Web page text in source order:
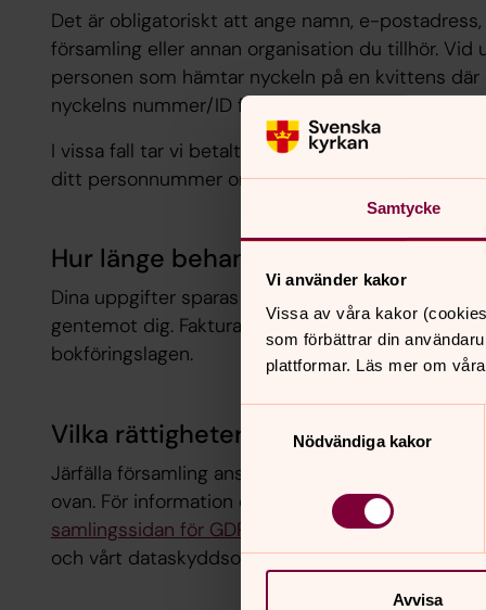
Samtycke
Vi använder kakor
Vissa av våra kakor
som förbättrar din
plattformar. Läs mer om
Nödvändiga kakor
Avvisa
Det är obligatoriskt att ange namn, e-
församling eller annan organisation du tillhör.
personen som hämtar nyckeln på en kvittens
nyckelns nummer/ID framgår.
I vissa fall tar vi betalt för bokning av våra lokaler,
ditt personnummer om du som privatperson är
Hur länge behandlar vi
Dina uppgifter sparas under den tid som krävs
gentemot dig. Fakturaunderlag sparas av oss i
bokföringslagen.
Vilka rättigheter har du?
​​Järfälla församling​ ansvarar för hanteringen av
ovan. För information om dina rättigheter enligt
samlingssidan för GDPR i Järfälla församling
.
och vårt dataskyddsombud.